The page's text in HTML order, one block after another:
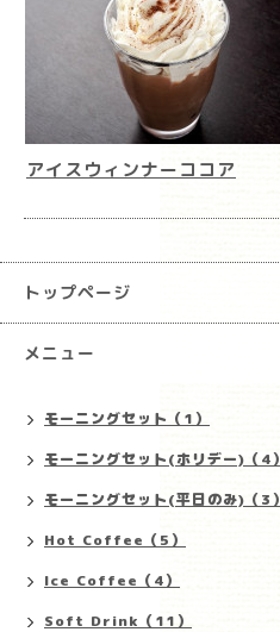
アイスウィンナーココア
トップページ
メニュー
モーニングセット（1）
モーニングセット(ホリデー)（4）
モーニングセット(平日のみ)（3）
Hot Coffee（5）
Ice Coffee（4）
Soft Drink（11）